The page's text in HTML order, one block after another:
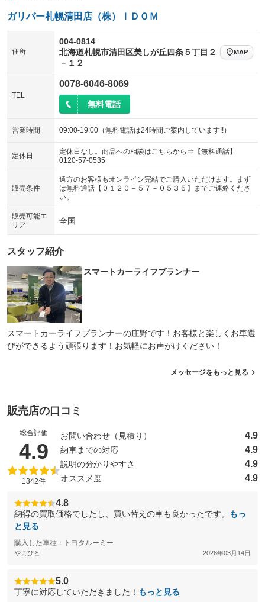
ガリバー札幌清田店（株）ＩＤＯＭ
住所
004-0814
北海道札幌市清田区美しが丘四条５丁目２
－１２
MAP
TEL
0078-6046-8069
無料電話
営業時間 09:00-19:00（無料電話は24時間ご案内しています!!）
定休日
定休日なし。商品への相談はこちらから⇒【無料通話】
0120-57-0535
販売条件
遠方のお客様もオンライン完結でご購入いただけます。まず
は無料通話【０１２０－５７－０５３５】までご連絡くださ
い。
販売可能エ
リア
全国
スタッフ紹介
スマートカーライフプランナー
スマートカーライフプランナーの庄野です！お客様と楽しくお車選
びができるよう頑張ります！お気軽にお声がけください！
メッセージをもっと見る
販売店の口コミ
総合評価
4.9 （5点満点中）
1342件
お問い合わせ（見積り） 4.9
納車までの対応 4.9
説明の分かりやすさ 4.9
オススメ度 4.9
4.8
納得の買取価格でしたし、買い替えの車も良かったです。
もっ
と見る
購入した車種：トヨタルーミー
やまびと 2026年03月14日
5.0
丁寧に対応していただきました！ もっと見る